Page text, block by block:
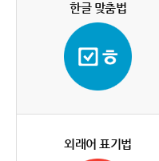
한글 맞춤법
외래어 표기법